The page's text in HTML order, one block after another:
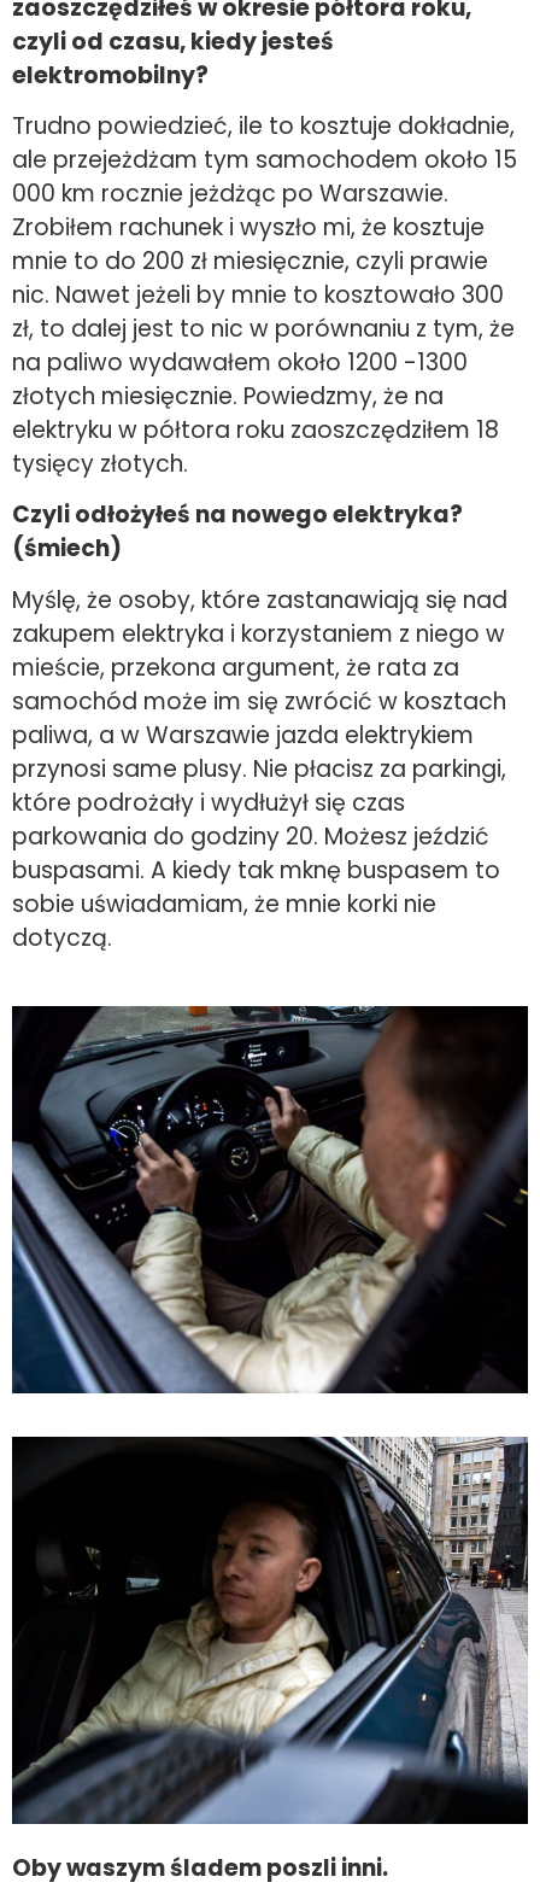
zaoszczędziłeś w okresie półtora roku,
czyli od czasu, kiedy jesteś
elektromobilny?
Trudno powiedzieć, ile to kosztuje dokładnie,
ale przejeżdżam tym samochodem około 15
000 km rocznie jeżdżąc po Warszawie.
Zrobiłem rachunek i wyszło mi, że kosztuje
mnie to do 200 zł miesięcznie, czyli prawie
nic. Nawet jeżeli by mnie to kosztowało 300
zł, to dalej jest to nic w porównaniu z tym, że
na paliwo wydawałem około 1200 -1300
złotych miesięcznie. Powiedzmy, że na
elektryku w półtora roku zaoszczędziłem 18
tysięcy złotych.
Czyli odłożyłeś na nowego elektryka?
(śmiech)
Myślę, że osoby, które zastanawiają się nad
zakupem elektryka i korzystaniem z niego w
mieście, przekona argument, że rata za
samochód może im się zwrócić w kosztach
paliwa, a w Warszawie jazda elektrykiem
przynosi same plusy. Nie płacisz za parkingi,
które podrożały i wydłużył się czas
parkowania do godziny 20. Możesz jeździć
buspasami. A kiedy tak mknę buspasem to
sobie uświadamiam, że mnie korki nie
dotyczą.
Oby waszym śladem poszli inni.